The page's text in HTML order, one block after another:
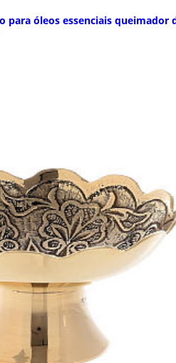
para óleos essenciais queimador